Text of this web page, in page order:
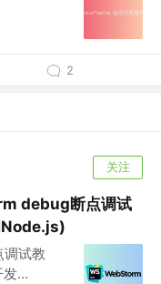
2
关注
debug断点调试
试教
...